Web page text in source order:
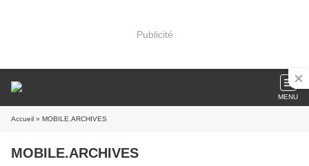
Publicité
MENU
Accueil » MOBILE.ARCHIVES
MOBILE.ARCHIVES